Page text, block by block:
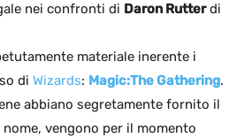
nei confronti di Daron Rutterdi
materiale inerente i
di Wizards: Magic:The Gathering.
abbiano segretamente fornito il
vengono per il momento